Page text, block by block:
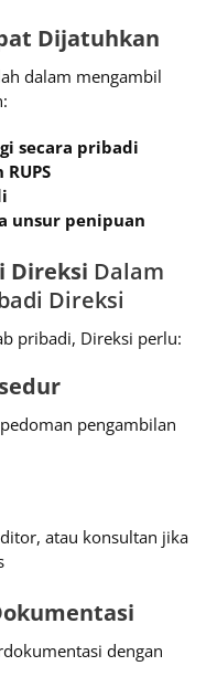
Dijatuhkan
dalam mengambil
secara pribadi
unsur penipuan
Direksi Dalam
Direksi
pribadi, Direksi perlu:
pengambilan
atau konsultan jika
dengan